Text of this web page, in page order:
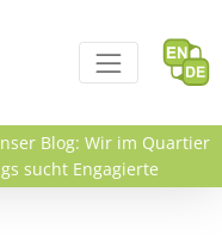
Blog: Wir im Quartier
sucht Engagierte